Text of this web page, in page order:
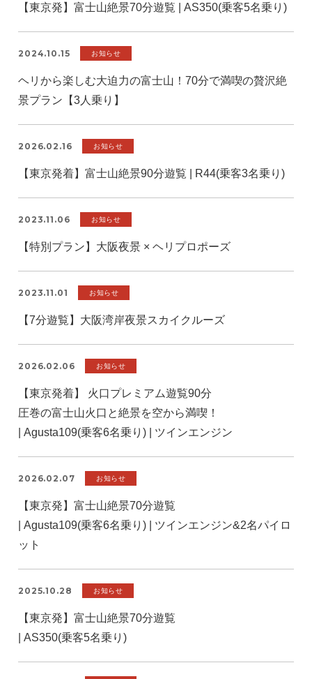
【東京発】富士山絶景70分遊覧 | AS350(乗客5名乗り)
2024.10.15 お知らせ
ヘリから楽しむ大迫力の富士山！70分で満喫の贅沢絶
景プラン【3人乗り】
2026.02.16 お知らせ
【東京発着】富士山絶景90分遊覧 | R44(乗客3名乗り)
2023.11.06 お知らせ
【特別プラン】大阪夜景 × ヘリプロポーズ
2023.11.01 お知らせ
【7分遊覧】大阪湾岸夜景スカイクルーズ
2026.02.06 お知らせ
【東京発着】 火口プレミアム遊覧90分
圧巻の富士山火口と絶景を空から満喫！
| Agusta109(乗客6名乗り) | ツインエンジン
2026.02.07 お知らせ
【東京発】富士山絶景70分遊覧
| Agusta109(乗客6名乗り) | ツインエンジン&2名パイロ
ット
2025.10.28 お知らせ
【東京発】富士山絶景70分遊覧
| AS350(乗客5名乗り)